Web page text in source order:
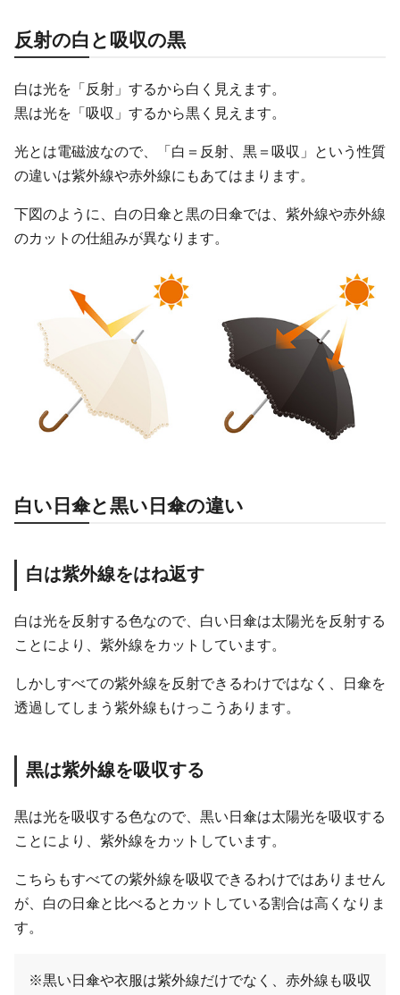
反射の白と吸収の黒
白は光を「反射」するから白く見えます。
黒は光を「吸収」するから黒く見えます。
光とは電磁波なので、「白＝反射、黒＝吸収」という性質
の違いは紫外線や赤外線にもあてはまります。
下図のように、白の日傘と黒の日傘では、紫外線や赤外線
のカットの仕組みが異なります。
白い日傘と黒い日傘の違い
白は紫外線をはね返す
白は光を反射する色なので、白い日傘は太陽光を反射する
ことにより、紫外線をカットしています。
しかしすべての紫外線を反射できるわけではなく、日傘を
透過してしまう紫外線もけっこうあります。
黒は紫外線を吸収する
黒は光を吸収する色なので、黒い日傘は太陽光を吸収する
ことにより、紫外線をカットしています。
こちらもすべての紫外線を吸収できるわけではありません
が、白の日傘と比べるとカットしている割合は高くなりま
す。
※黒い日傘や衣服は紫外線だけでなく、赤外線も吸収